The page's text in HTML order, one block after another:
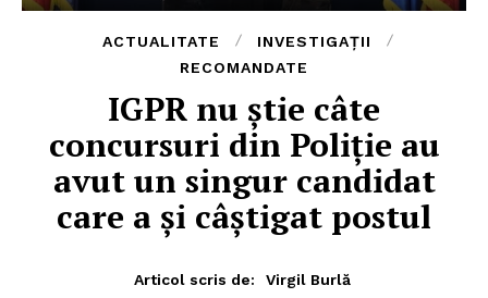
ACTUALITATE
INVESTIGAȚII
RECOMANDATE
IGPR nu știe câte
concursuri din Poliție au
avut un singur candidat
care a și câștigat postul
Articol scris de:
Virgil Burlă